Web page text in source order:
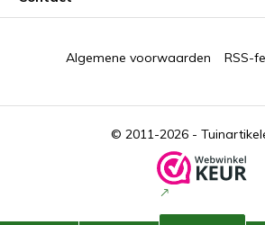
© 2011-2026 -
Algemene voorwaarden RSS-